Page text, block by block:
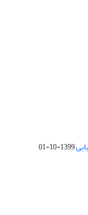
1399-10-01